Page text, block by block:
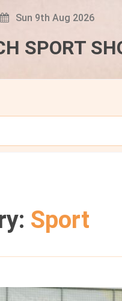
Sun 9th Aug 2026
SPORT
Sport